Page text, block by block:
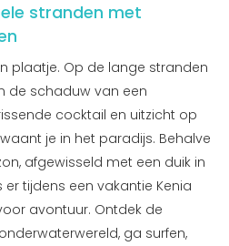
stranden met
plaatje. Op de lange stranden
de schaduw van een
cocktail en uitzicht op
je in het paradijs. Behalve
afgewisseld met een duik in
tijdens een vakantie Kenia
avontuur. Ontdek de
ga surfen,